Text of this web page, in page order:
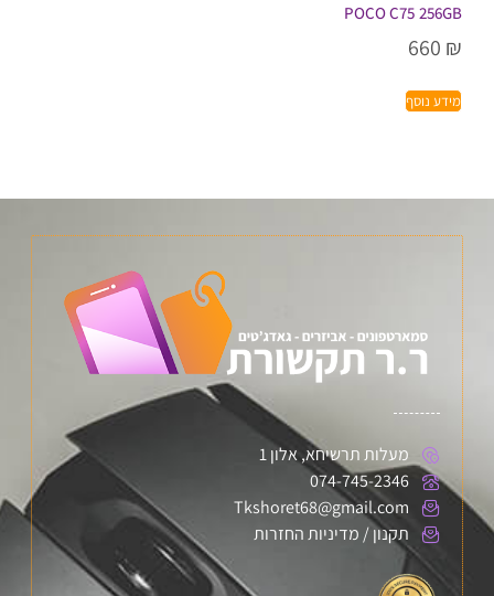
POCO C75 256GB
660 ₪
מידע נוסף
מעלות תרשיחא, אלון 1
074-745-2346
Tkshoret68@gmail.com
תקנון / מדיניות החזרות